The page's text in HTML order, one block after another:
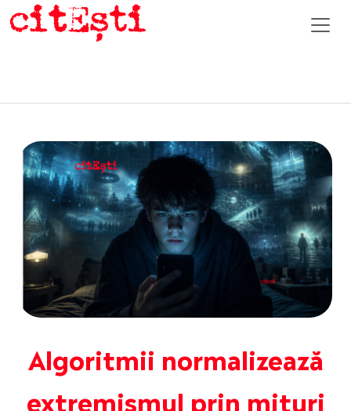
Algoritmii normalizează
extremismul prin mituri